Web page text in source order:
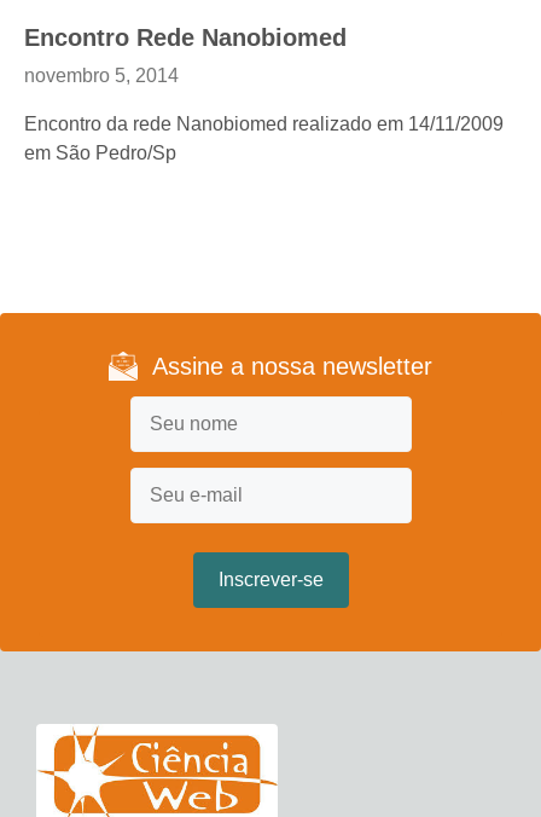
Encontro Rede Nanobiomed
novembro 5, 2014
Encontro da rede Nanobiomed realizado em 14/11/2009
em São Pedro/Sp
Assine a nossa newsletter